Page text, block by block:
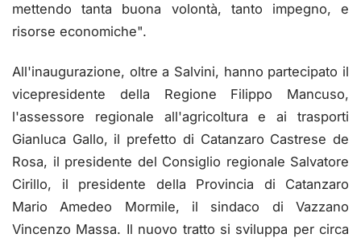
mettendo tanta buona volontà, tanto impegno, e
risorse economiche".
All'inaugurazione, oltre a Salvini, hanno partecipato il
vicepresidente della Regione Filippo Mancuso,
l'assessore regionale all'agricoltura e ai trasporti
Gianluca Gallo, il prefetto di Catanzaro Castrese de
Rosa, il presidente del Consiglio regionale Salvatore
Cirillo, il presidente della Provincia di Catanzaro
Mario Amedeo Mormile, il sindaco di Vazzano
Vincenzo Massa. Il nuovo tratto si sviluppa per circa